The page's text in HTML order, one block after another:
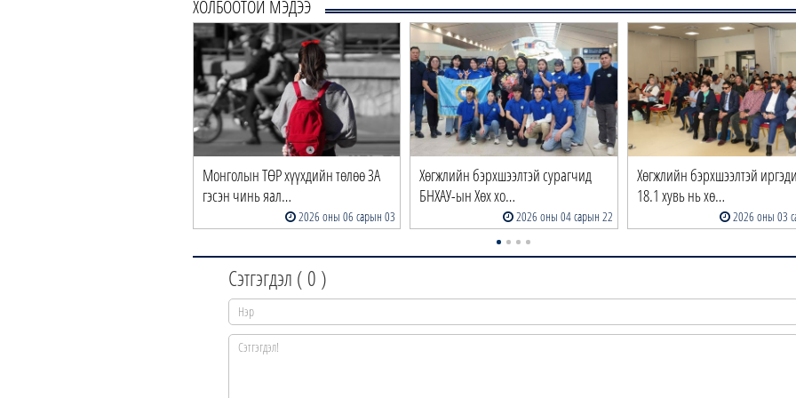
ХОЛБООТОЙ МЭДЭЭ
Монголын ТӨР хүүхдийн төлөө ЗА
гэсэн чинь яал…
2026 оны 06 сарын 03
Хөгжлийн бэрхшээлтэй сурагчид
БНХАУ-ын Хөх хо…
2026 оны 04 сарын 22
Хөгжлийн бэрхшээлтэй
18.1 хувь нь хө…
2026 оны 03
Сэтгэгдэл ( 0 )